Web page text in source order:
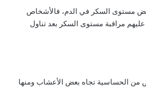
مستوى السكر في الدم، فالأشخاص
مراقبة مستوى السكر بعد تناول
من الحساسية تجاه بعض الأعشاب ومنها